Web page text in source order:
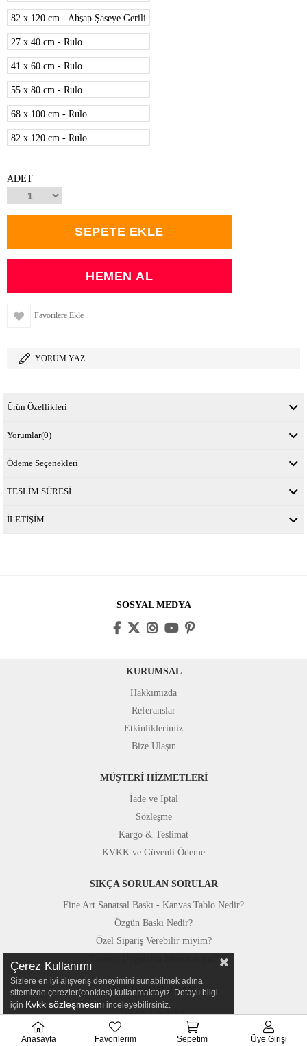
82 x 120 cm - Ahşap Şaseye Gerili
27 x 40 cm - Rulo
41 x 60 cm - Rulo
55 x 80 cm - Rulo
68 x 100 cm - Rulo
82 x 120 cm - Rulo
ADET
Favorilere Ekle
YORUM YAZ
Ürün Özellikleri
Yorumlar(0)
Ödeme Seçenekleri
TESLİM SÜRESİ
İLETİŞİM
SOSYAL MEDYA
KURUMSAL
Hakkımızda
Referanslar
Etkinliklerimiz
Bize Ulaşın
MÜŞTERİ HİZMETLERİ
İade ve İptal
Sözleşme
Kargo & Teslimat
KVKK ve Güvenli Ödeme
SIKÇA SORULAN SORULAR
Fine Art Sanatsal Baskı - Kanvas Tablo Nedir?
Özgün Baskı Nedir?
Özel Sipariş Verebilir miyim?
STÜDYOMUZDAN
Fotoğraf Kareleri
Basında Canvastar
Çerez Kullanımı
Sizlere en iyi alışveriş deneyimini sunabilmek adına
sitemizde çerezler(cookies) kullanmaktayız. Detaylı bilgi
için Kvkk sözleşmesini inceleyebilirsiniz.
Anasayfa Favorilerim Sepetim Üye Girişi